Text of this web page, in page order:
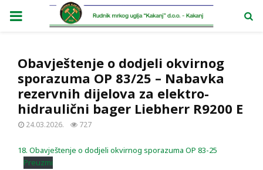
PRIMARY
Obavještenje o dodjeli okvirnog
sporazuma OP 83/25 – Nabavka
rezervnih dijelova za elektro-
hidraulični bager Liebherr R9200 E
24.03.2026. 727
18. Obavještenje o dodjeli okvirnog sporazuma OP 83-25
Preuzmi